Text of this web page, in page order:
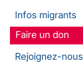
Infos migrants
Faire un don
Rejoignez-nous